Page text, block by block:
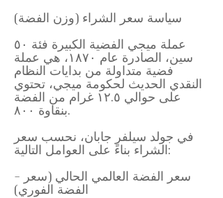
سياسة سعر الشراء (وزن الفضة)
عملة ميجي الفضية الكبيرة فئة ٥٠
سين، الصادرة عام ١٨٧٠، هي عملة
فضية متداولة من بدايات النظام
النقدي الحديث لحكومة ميجي، تحتوي
على حوالي ١٢.٥ غرام من الفضة
بنقاوة ٨٠٠.
في جولد سيلفر جابان، نحسب سعر
الشراء بناءً على العوامل التالية:
- سعر الفضة العالمي الحالي (سعر
الفضة الفوري)